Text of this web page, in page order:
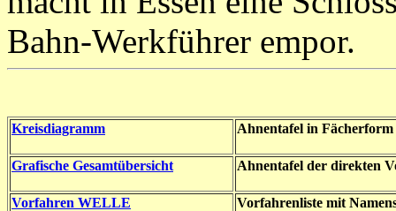
Bahn-Werkführer empor.
Kreisdiagramm Ahnentafel in Fächerform
Grafische Gesamtübersicht Ahnentafel der direkten
Vorfahren WELLE Vorfahrenliste mit